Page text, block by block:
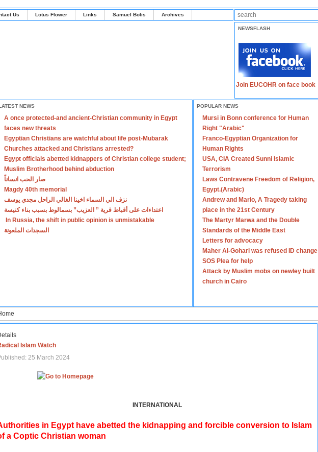
Us Lotus Flower Links Samuel Bolis Archives
NEWSFLASH
Join EUCOHR on face book
NEWS
A once protected-and ancient-Christian community in Egypt
faces new threats
Egyptian Christians are watchful about life post-Mubarak
Churches attacked and Christians arrested?
Egypt officials abetted kidnappers of Christian college student;
Muslim Brotherhood behind abduction
صار الحب انساناً
Magdy 40th memorial
نزف الي السماء اخينا الغالي الراحل مجدي يوسف
اعتداءات على أقباط قرية ” العزيب” بسمالوط بسبب بناء كنيسة
In Russia, the shift in public opinion is unmistakable
السجدات الملعونة
POPULAR NEWS
Mursi in Bonn conference for Human
Right "Arabic"
Franco-Egyptian Organization for
Human Rights
USA, CIA Created Sunni Islamic
Terrorism
Laws Contravene Freedom of Religion,
Egypt.(Arabic)
Andrew and Mario, A Tragedy taking
place in the 21st Century
The Martyr Marwa and the Double
Standards of the Middle East
Letters for advocacy
Maher Al-Gohari was refused ID change
SOS Plea for help
Attack by Muslim mobs on newley built
church in Cairo
Islam Watch
25 March 2024
INTERNATIONAL
in Egypt have abetted the kidnapping and forcible conversion to Islam
a Coptic Christian woman